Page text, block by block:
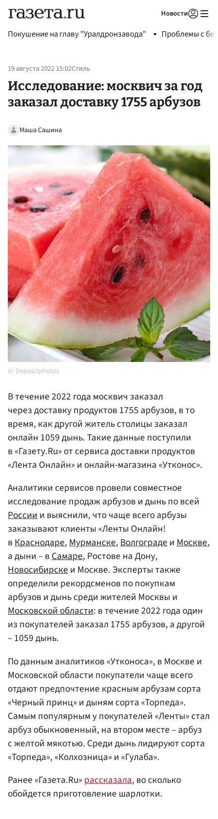
Новости
Покушение на главу "Уралдронзавода" Проблемы с
19 августа 2022 15:02Стиль
Исследование: москвич за год
заказал доставку 1755 арбузов
Маша Сашина
Depositphotos
В течение 2022 года москвич заказал
через доставку продуктов 1755 арбузов, в то
время, как другой житель столицы заказал
онлайн 1059 дынь. Такие данные поступили
в «Газету.Ru» от сервиса доставки продуктов
«Лента Онлайн» и онлайн-магазина «Утконос».
Аналитики сервисов провели совместное
исследование продаж арбузов и дынь по всей
Россиии выяснили, что чаще всего арбузы
заказывают клиенты «Ленты Онлайн!
вКраснодаре,Мурманске,ВолгоградеиМоскве,
а дыни – вСамаре, Ростове на Дону,
Новосибирскеи Москве. Эксперты также
определили рекордсменов по покупкам
арбузов и дынь среди жителей Москвы и
Московской области: в течение 2022 года один
из покупателей заказал 1755 арбузов, а другой
– 1059 дынь.
По данным аналитиков «Утконоса», в Москве и
Московской области покупатели чаще всего
отдают предпочтение красным арбузам сорта
«Черный принц» и дыням сорта «Торпеда».
Самым популярным у покупателей «Ленты» стал
арбуз обыкновенный, на втором месте – арбуз
с желтой мякотью. Среди дынь лидируют сорта
«Торпеда», «Колхозница» и «Гулаба».
Ранее «Газета.Ru»рассказала, во сколько
обойдется приготовление шарлотки.